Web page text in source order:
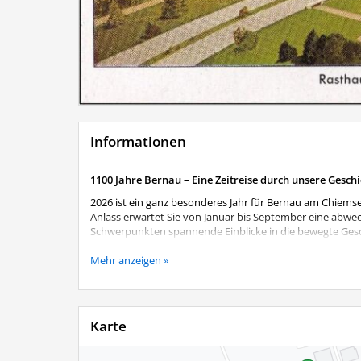
Informationen
1100 Jahre Bernau – Eine Zeitreise durch unsere
2026 ist ein ganz besonderes Jahr für Bernau am
Anlass erwartet Sie von Januar bis September eine
Schwerpunkten spannende Einblicke in die bewegte
Begeben Sie sich auf eine Zeitreise von den Anfängen
Perspektiven. Die Ausstellung verändert sich im Laufe
Aktuelles Ausstellungsthema
Reichsautobahn und Rasthaus - Entstehung und
und Mobilität. Doch wie entstand die Reichsautobahn,
jährigen Gemeindejubiläums widmet sich die aktuelle
Mehr anzeigen »
Karte